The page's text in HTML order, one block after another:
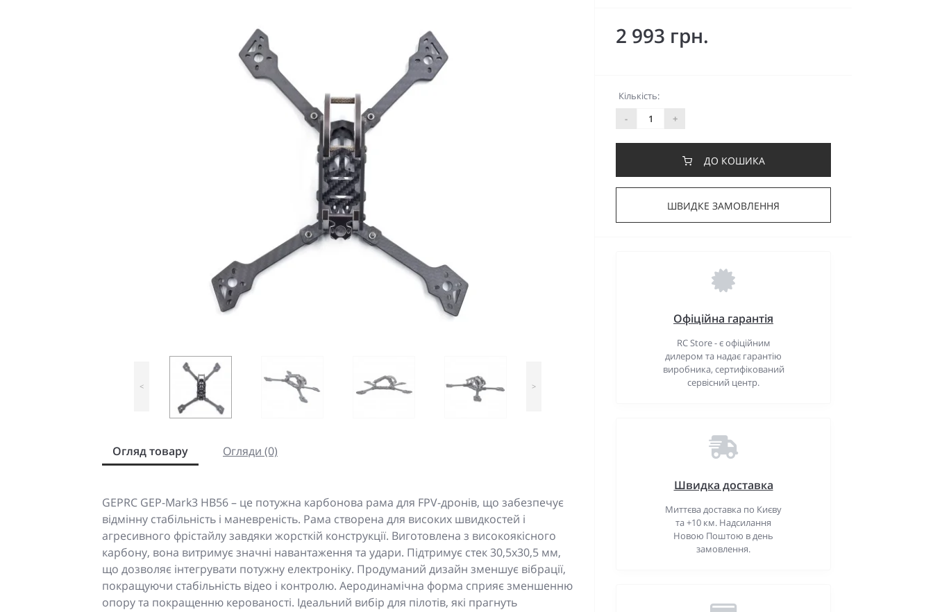
< >
Огляд товару Огляди (0)
GEPRC GEP-Mark3 HB56 – це потужна карбонова рама для FPV-дронів, що забезпечує
відмінну стабільність і маневреність. Рама створена для високих швидкостей і
агресивного фрістайлу завдяки жорсткій конструкції. Виготовлена з високоякісного
карбону, вона витримує значні навантаження та удари. Підтримує стек 30,5x30,5 мм,
що дозволяє інтегрувати потужну електроніку. Продуманий дизайн зменшує вібрації,
покращуючи стабільність відео і контролю. Аеродинамічна форма сприяє зменшенню
опору та покращенню керованості. Ідеальний вибір для пілотів, які прагнуть
2 993 грн.
Кількість:
-
+
ДО КОШИКА
ШВИДКЕ ЗАМОВЛЕННЯ
Офіційна гарантія
RC Store - є офіційним
дилером та надає гарантію
виробника, сертифікований
сервісний центр.
Швидка доставка
Миттєва доставка по Києву
та +10 км. Надсилання
Новою Поштою в день
замовлення.